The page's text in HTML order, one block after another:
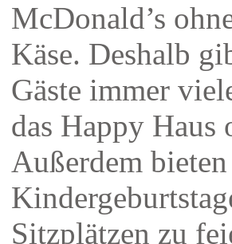
McDonald’s
Käse. Deshalb
Gäste immer
das Happy
Außerdem
Sitzplätzen zu